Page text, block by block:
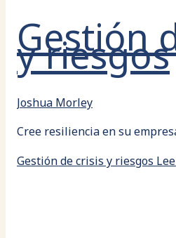
Gestión
y riesgos
Joshua Morley
Cree resiliencia en su
Gestión de crisis y riesgos